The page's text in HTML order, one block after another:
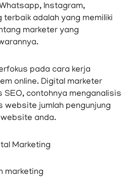
Instagram,
terbaik adalah yang memiliki
marketer yang
pada cara kerja
online. Digital marketer
contohnya menganalisis
jumlah pengunjung
anda.
Marketing
marketing